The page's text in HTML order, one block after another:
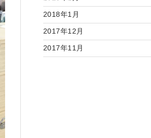
2018年1月
2017年12月
2017年11月